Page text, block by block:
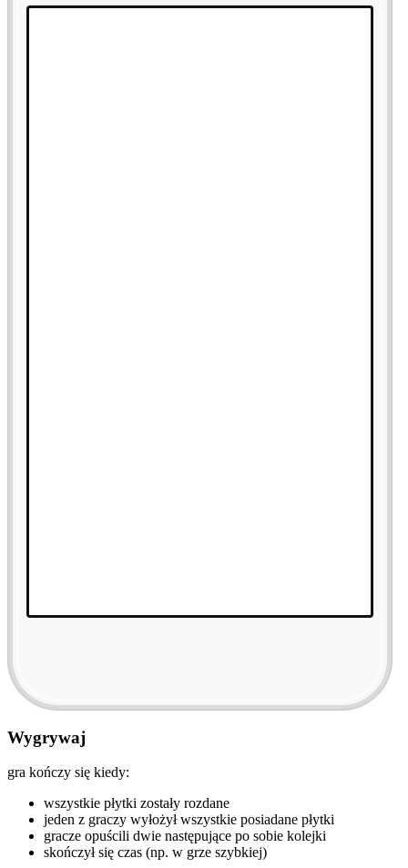
Wygrywaj
gra kończy się kiedy:
wszystkie płytki zostały rozdane
jeden z graczy wyłożył wszystkie posiadane płytki
gracze opuścili dwie następujące po sobie kolejki
skończył się czas (np. w grze szybkiej)